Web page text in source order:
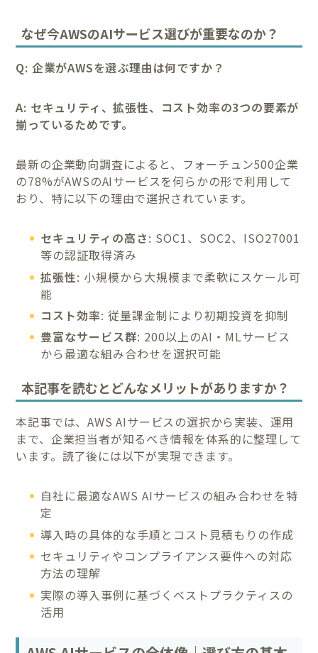
なぜ今AWSのAIサービス選びが重要なのか？
Q: 企業がAWSを選ぶ理由は何ですか？
A: セキュリティ、拡張性、コスト効率の3つの要素が
揃っているためです。
最新の企業動向調査によると、フォーチュン500企業
の78%がAWSのAIサービスを何らかの形で利用して
おり、特に以下の理由で選択されています。
セキュリティの高さ: SOC1、SOC2、ISO27001
等の認証取得済み
拡張性: 小規模から大規模まで柔軟にスケール可
能
コスト効率: 従量課金制により初期投資を抑制
豊富なサービス群: 200以上のAI・MLサービス
から最適な組み合わせを選択可能
本記事を読むとどんなメリットがありますか？
本記事では、AWS AIサービスの選択から実装、運用
まで、企業担当者が知るべき情報を体系的に整理して
います。読了後には以下が実現できます。
自社に最適なAWS AIサービスの組み合わせを特
定
導入時の具体的な手順とコスト見積もりの作成
セキュリティやコンプライアンス要件への対応
方法の理解
実際の導入事例に基づくベストプラクティスの
活用